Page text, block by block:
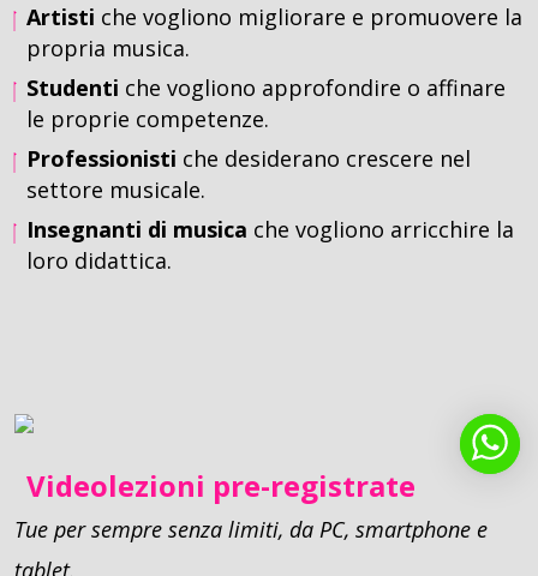
Artisti che vogliono migliorare e promuovere la
propria musica.
Studenti che vogliono approfondire o affinare
le proprie competenze.
Professionisti che desiderano crescere nel
settore musicale.
Insegnanti di musica che vogliono arricchire la
loro didattica.
Videolezioni pre-registrate
Tue per sempre senza limiti, da PC, smartphone e
tablet.